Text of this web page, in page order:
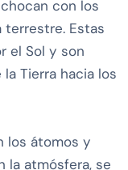
con los
Estas
el Sol y son
Tierra hacia los
los átomos y
la atmósfera, se